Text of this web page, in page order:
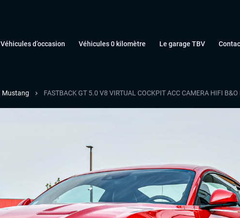
Véhicules d’occasion Véhicules 0 kilomètre Le garage TBV
Mustang FASTBACK GT 5.0 V8 VIRTUAL COCKPIT ACC CAMERA HIFI B&O